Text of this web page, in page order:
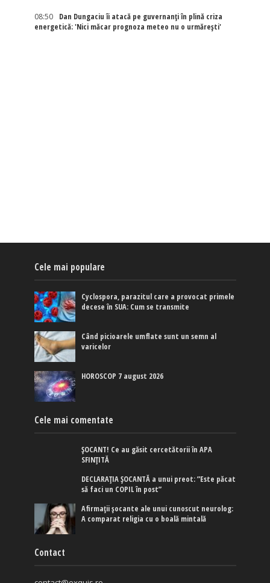
08:50
Dan Dungaciu îi atacă pe guvernanți în plină criza
energetică: 'Nici măcar prognoza meteo nu o urmărești'
Cele mai populare
Cyclospora, parazitul care a provocat primele
decese în SUA: Cum se transmite
Când picioarele umflate sunt un semn al
varicelor
HOROSCOP 7 august 2026
Cele mai comentate
ȘOCANT! Ce au găsit cercetătorii în APA
SFINȚITĂ
DECLARAȚIA ȘOCANTĂ a unui preot: ”Este păcat
să faci un COPIL în post”
Afirmaţii şocante ale unui cunoscut neurolog:
A comparat religia cu o boală mintală
Contact